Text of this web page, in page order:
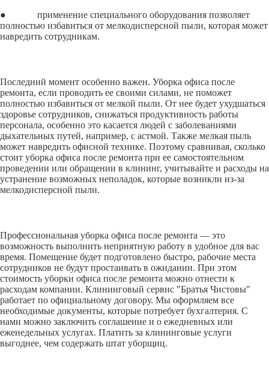
● применение специального оборудования позволяет
полностью избавиться от мелкодисперсной пыли, которая может
навредить сотрудникам.
Последний момент особенно важен. Уборка офиса после
ремонта, если проводить ее своими силами, не поможет
полностью избавиться от мелкой пыли. От нее будет ухудшаться
здоровье сотрудников, снижаться продуктивность работы
персонала, особенно это касается людей с заболеваниями
дыхательных путей, например, с астмой. Также мелкая пыль
может навредить офисной технике. Поэтому сравнивая, сколько
стоит уборка офиса после ремонта при ее самостоятельном
проведении или обращении в клининг, учитывайте и расходы на
устранение возможных неполадок, которые возникли из-за
мелкодисперсной пыли.
Профессиональная уборка офиса после ремонта — это
возможность выполнить неприятную работу в удобное для вас
время. Помещение будет подготовлено быстро, рабочие места
сотрудников не будут простаивать в ожидании. При этом
стоимость уборки офиса после ремонта можно отнести к
расходам компании. Клининговый сервис "Братья Чистовы"
работает по официальному договору. Мы оформляем все
необходимые документы, которые потребует бухгалтерия. С
нами можно заключить соглашение и о ежедневных или
еженедельных услугах. Платить за клининговые услуги
выгоднее, чем содержать штат уборщиц.